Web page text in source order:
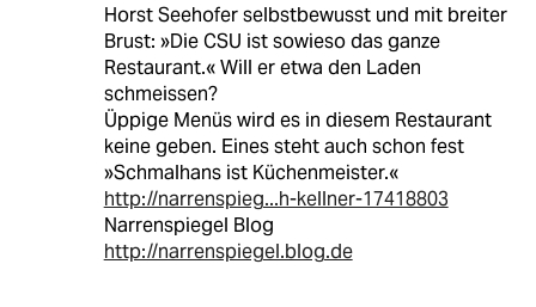
Horst Seehofer selbstbewusst und mit breiter
Brust: »Die CSU ist sowieso das ganze
Restaurant.« Will er etwa den Laden
schmeissen?
Üppige Menüs wird es in diesem Restaurant
keine geben. Eines steht auch schon fest
»Schmalhans ist Küchenmeister.«
http://narrenspieg...h-kellner-17418803
Narrenspiegel Blog
http://narrenspiegel.blog.de